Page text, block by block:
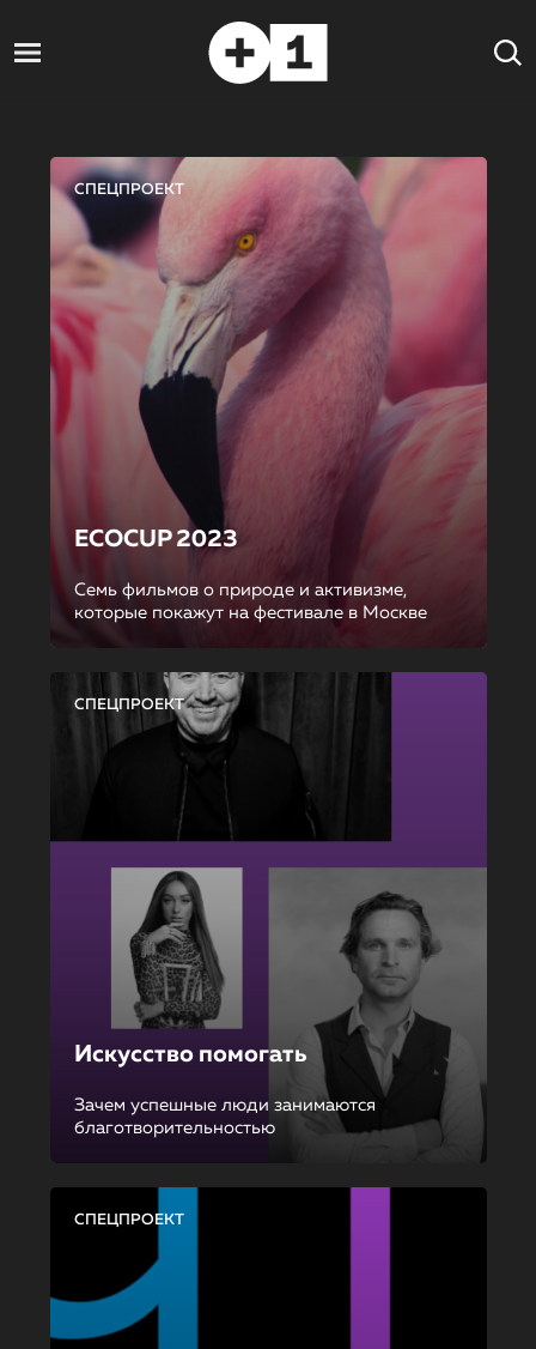
СПЕЦПРОЕКТ
ECOCUP 2023
Семь фильмов о природе и активизме,
которые покажут на фестивале в Москве
СПЕЦПРОЕКТ
Искусство помогать
Зачем успешные люди занимаются
благотворительностью
СПЕЦПРОЕКТ